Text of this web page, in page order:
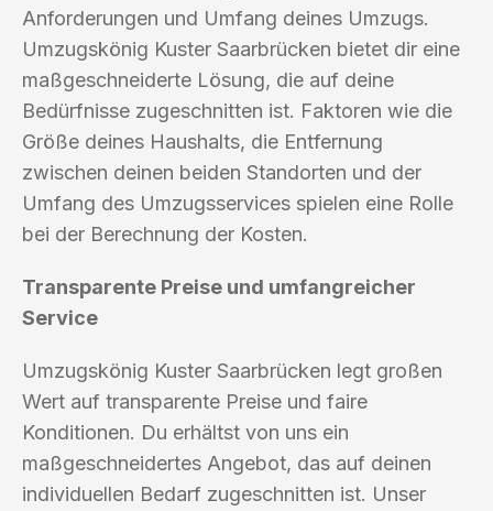
Anforderungen und Umfang deines Umzugs.
Umzugskönig Kuster Saarbrücken bietet dir eine
maßgeschneiderte Lösung, die auf deine
Bedürfnisse zugeschnitten ist. Faktoren wie die
Größe deines Haushalts, die Entfernung
zwischen deinen beiden Standorten und der
Umfang des Umzugsservices spielen eine Rolle
bei der Berechnung der Kosten.
Transparente Preise und umfangreicher
Service
Umzugskönig Kuster Saarbrücken legt großen
Wert auf transparente Preise und faire
Konditionen. Du erhältst von uns ein
maßgeschneidertes Angebot, das auf deinen
individuellen Bedarf zugeschnitten ist. Unser